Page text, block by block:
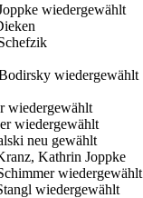
wiedergewählt
wiedergewählt
wiedergewählt
wiedergewählt
neu gewählt
Kathrin Joppke
wiedergewählt
wiedergewählt